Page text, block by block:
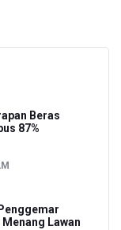
Beras
87%
Lawan